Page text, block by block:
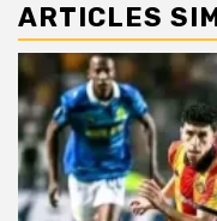
ARTICLES